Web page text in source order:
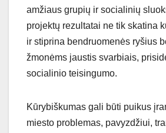
amžiaus grupių ir socialinių
projektų rezultatai ne tik skatina
ir stiprina bendruomenės ryšius
žmonėms jaustis svarbiais,
socialinio teisingumo.
Kūrybiškumas gali būti puikus
miesto problemas, pavyzdžiui,